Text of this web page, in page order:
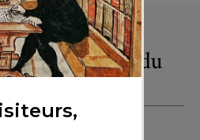
la newsletter du